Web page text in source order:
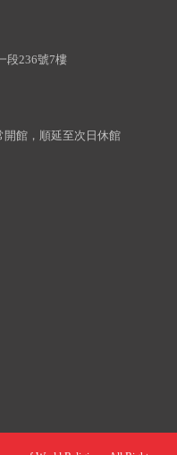
段236號7樓
館，順延至次日休館